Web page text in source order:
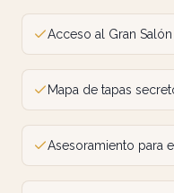
Acceso al Gran Salón
Mapa de tapas
Asesoramiento para